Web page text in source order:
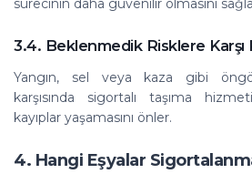
sürecinin daha güvenilir olmasını
3.4. Beklenmedik Risklere Karşı
Yangın, sel veya kaza gibi
karşısında sigortalı taşıma
kayıplar yaşamasını önler.
4. Hangi Eşyalar